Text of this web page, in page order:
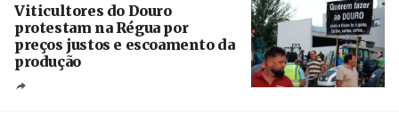
Viticultores do Douro
protestam na Régua por
preços justos e escoamento da
produção